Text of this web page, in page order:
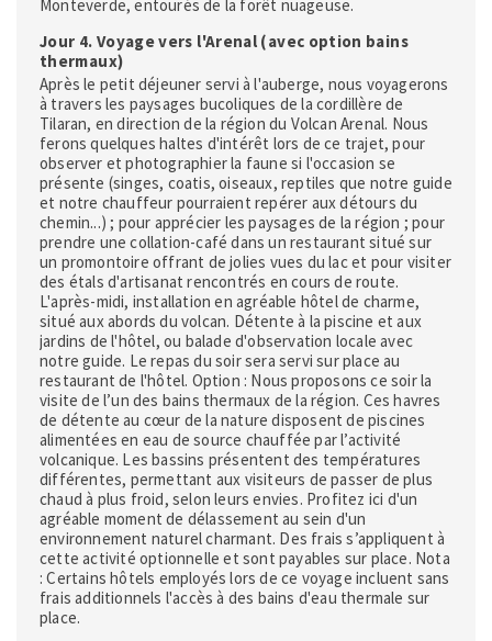
Monteverde, entourés de la forêt nuageuse.
Jour 4. Voyage vers l'Arenal (avec option bains
thermaux)
Après le petit déjeuner servi à l'auberge, nous voyagerons
à travers les paysages bucoliques de la cordillère de
Tilaran, en direction de la région du Volcan Arenal. Nous
ferons quelques haltes d'intérêt lors de ce trajet, pour
observer et photographier la faune si l'occasion se
présente (singes, coatis, oiseaux, reptiles que notre guide
et notre chauffeur pourraient repérer aux détours du
chemin...) ; pour apprécier les paysages de la région ; pour
prendre une collation-café dans un restaurant situé sur
un promontoire offrant de jolies vues du lac et pour visiter
des étals d'artisanat rencontrés en cours de route.
L'après-midi, installation en agréable hôtel de charme,
situé aux abords du volcan. Détente à la piscine et aux
jardins de l'hôtel, ou balade d'observation locale avec
notre guide. Le repas du soir sera servi sur place au
restaurant de l'hôtel. Option : Nous proposons ce soir la
visite de l’un des bains thermaux de la région. Ces havres
de détente au cœur de la nature disposent de piscines
alimentées en eau de source chauffée par l’activité
volcanique. Les bassins présentent des températures
différentes, permettant aux visiteurs de passer de plus
chaud à plus froid, selon leurs envies. Profitez ici d'un
agréable moment de délassement au sein d'un
environnement naturel charmant. Des frais s’appliquent à
cette activité optionnelle et sont payables sur place. Nota
: Certains hôtels employés lors de ce voyage incluent sans
frais additionnels l'accès à des bains d'eau thermale sur
place.